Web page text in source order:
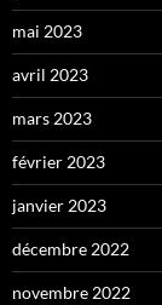
mai 2023
avril 2023
mars 2023
février 2023
janvier 2023
décembre 2022
novembre 2022